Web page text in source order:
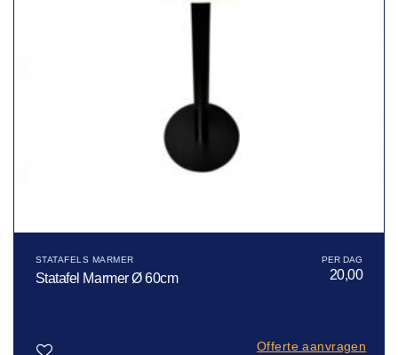
STATAFELS MARMER
Statafel Marmer Ø 60cm 20,00
Offerte aanvragen